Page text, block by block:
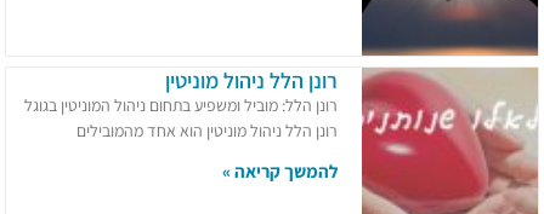
רונן הלל ניהול מוניטין
רונן הלל: מוביל ומשפיע בתחום ניהול המוניטין בגוגל
רונן הלל ניהול מוניטין הוא אחד מהמובילים
להמשך קריאה »